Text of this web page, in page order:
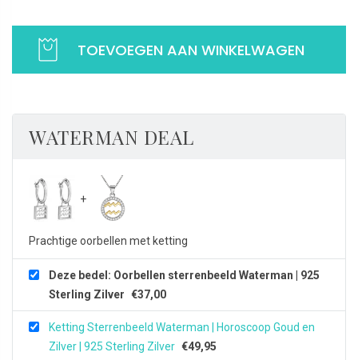
Oorbellen
sterrenbeeld
Waterman
Zilver
TOEVOEGEN AAN WINKELWAGEN
WATERMAN DEAL
Prachtige oorbellen met ketting
Deze bedel: Oorbellen sterrenbeeld Waterman | 925
Sterling Zilver €37,00
Ketting Sterrenbeeld Waterman | Horoscoop Goud en
Zilver | 925 Sterling Zilver €49,95